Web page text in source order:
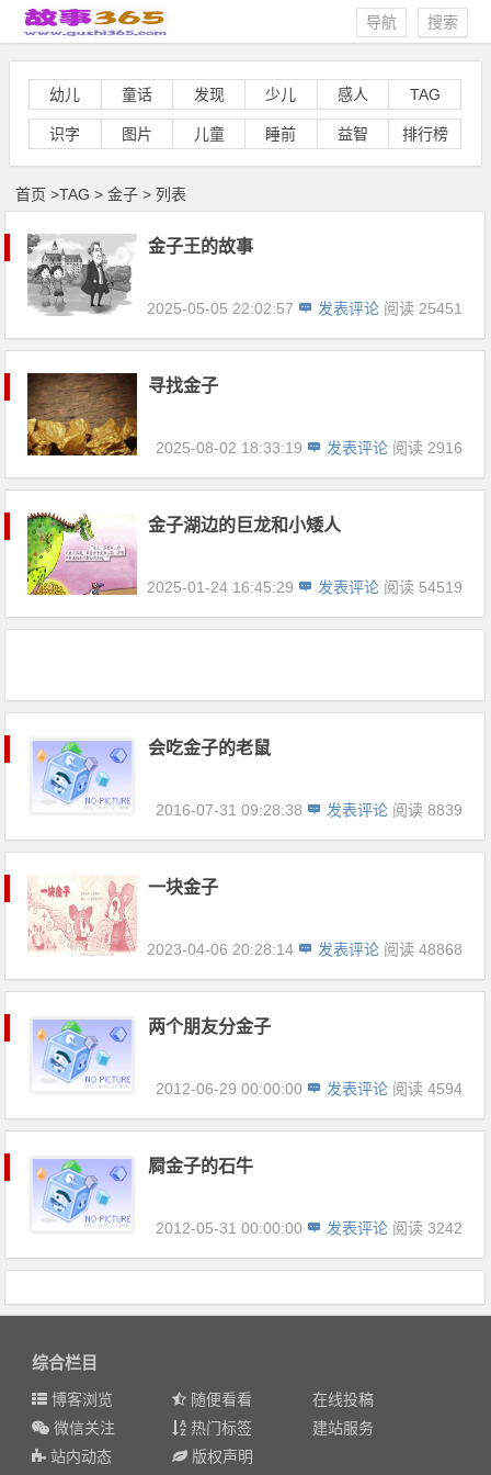
搜索
导航
幼儿 童话 发现 少儿 感人 TAG
识字 图片 儿童 睡前 益智 排行榜
首页 >TAG >金子 > 列表
金子王的故事
2025-05-05 22:02:57 发表评论 阅读 25451
寻找金子
2025-08-02 18:33:19 发表评论 阅读 2916
金子湖边的巨龙和小矮人
2025-01-24 16:45:29 发表评论 阅读 54519
会吃金子的老鼠
2016-07-31 09:28:38 发表评论 阅读 8839
一块金子
2023-04-06 20:28:14 发表评论 阅读 48868
两个朋友分金子
2012-06-29 00:00:00 发表评论 阅读 4594
屙金子的石牛
2012-05-31 00:00:00 发表评论 阅读 3242
综合栏目
博客浏览 随便看看
在线投稿
微信关注
热门标签
建站服务
站内动态
版权声明